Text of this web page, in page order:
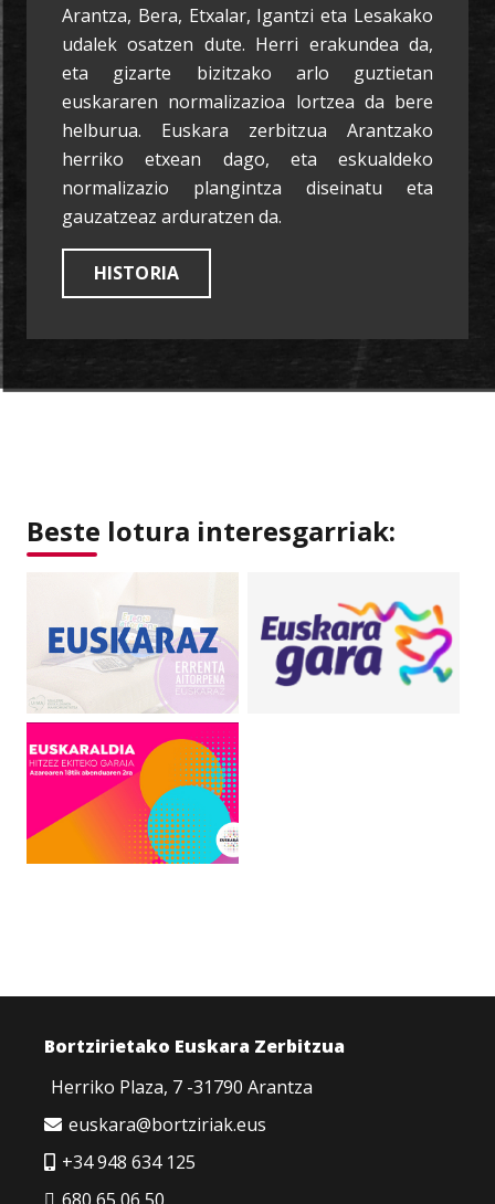
Arantza, Bera, Etxalar, Igantzi eta Lesakako
udalek osatzen dute. Herri erakundea da,
eta gizarte bizitzako arlo guztietan
euskararen normalizazioa lortzea da bere
helburua. Euskara zerbitzua Arantzako
herriko etxean dago, eta eskualdeko
normalizazio plangintza diseinatu eta
gauzatzeaz arduratzen da.
HISTORIA
Beste lotura interesgarriak:
Bortzirietako Euskara Zerbitzua
Herriko Plaza, 7 -31790 Arantza
euskara@bortziriak.eus
+34 948 634 125